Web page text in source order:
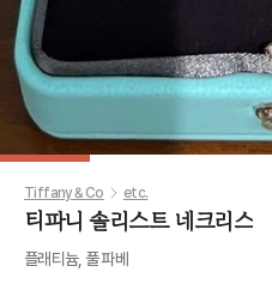
Tiffany & Co etc.
티파니 솔리스트 네크리스
플래티늄, 풀 파베